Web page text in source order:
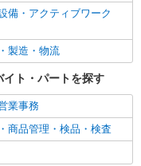
備・アクティブワーク
製造・物流
ト・パートを探す
業事務
商品管理・検品・検査